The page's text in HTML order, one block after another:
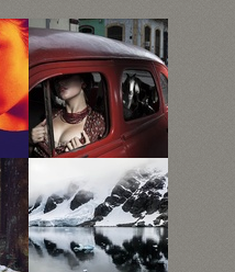
Жуткая
чувствительность
стиля, или
исследование
...